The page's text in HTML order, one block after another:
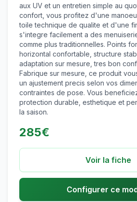
aux UV et un entretien simple au
confort, vous profitez d'une
toile technique de qualite et d'une
s'integre facilement a des
comme plus traditionnelles. Points
horizontal confortable, structure
adaptation sur mesure, tres bon
Fabrique sur mesure, ce produit
un ajustement precis selon vos
contraintes de pose. Vous
protection durable, esthetique et
la saison.
285€
Voir la fiche
Configurer ce